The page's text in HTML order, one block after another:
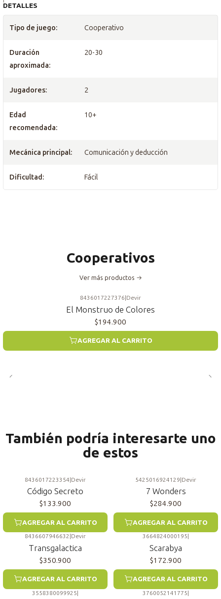
DETALLES
Tipo de juego: Cooperativo
Duración
aproximada:
20-30
Jugadores: 2
Edad
recomendada:
10+
Mecánica principal: Comunicación y deducción
Dificultad: Fácil
Cooperativos
Ver más productos
8436017227376 Devir
El Monstruo de Colores
$194.900
AGREGAR AL CARRITO
También podría interesarte uno
de estos
8436017223354|Devir
Código Secreto
$133.900
AGREGAR AL CARRITO
5425016924129|Devir
7 Wonders
$284.900
AGREGAR AL CARRITO
8436607946632 Devir
Transgalactica
$350.900
AGREGAR AL CARRITO
3664824000195
Scarabya
$172.900
AGREGAR AL CARRITO
3558380099925| 3760052141775|